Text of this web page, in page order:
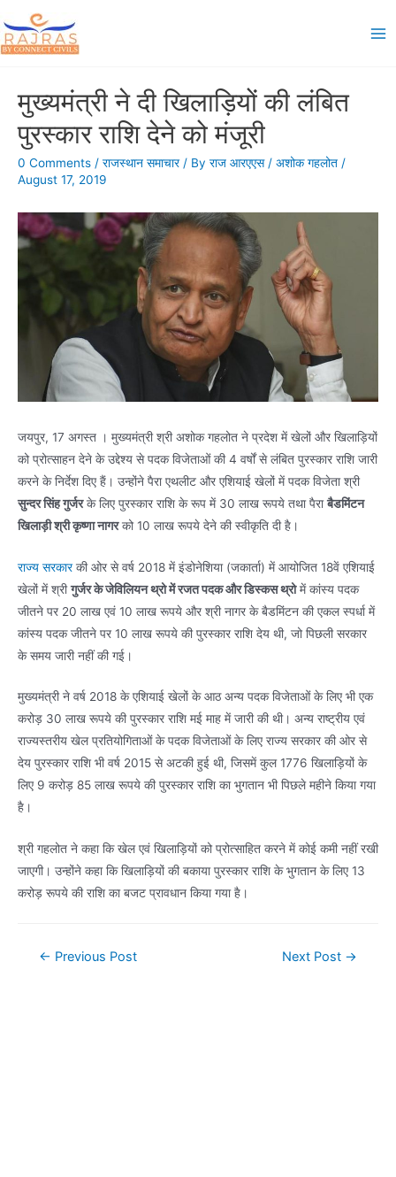
to
content
मुख्यमंत्री ने दी खिलाड़ियों की लंबित
पुरस्कार राशि देने को मंजूरी
0 Comments / राजस्थान समाचार/ By राज आरएएस / अशोक गहलोत /
August 17, 2019
जयपुर, 17 अगस्त । मुख्यमंत्री श्री अशोक गहलोत ने प्रदेश में खेलों और खिलाड़ियों
को प्रोत्साहन देने के उद्देश्य से पदक विजेताओं की 4 वर्षों से लंबित पुरस्कार राशि जारी
करने के निर्देश दिए हैं। उन्होंने पैरा एथलीट और एशियाई खेलों में पदक विजेता श्री
सुन्दर सिंह गुर्जरके लिए पुरस्कार राशि के रूप में 30 लाख रूपये तथा पैराबैडमिंटन
खिलाड़ी श्री कृष्णा नागरको 10 लाख रूपये देने की स्वीकृति दी है।
राज्य सरकारकी ओर से वर्ष 2018 में इंडोनेशिया (जकार्ता) में आयोजित 18वें एशियाई
खेलों में श्रीगुर्जर के जेविलियन थ्रो में रजत पदक और डिस्कस थ्रोमें कांस्य पदक
जीतने पर 20 लाख एवं 10 लाख रूपये और श्री नागर के बैडमिंटन की एकल स्पर्धा में
कांस्य पदक जीतने पर 10 लाख रूपये की पुरस्कार राशि देय थी, जो पिछली सरकार
के समय जारी नहीं की गई।
मुख्यमंत्री ने वर्ष 2018 के एशियाई खेलों के आठ अन्य पदक विजेताओं के लिए भी एक
करोड़ 30 लाख रूपये की पुरस्कार राशि मई माह में जारी की थी। अन्य राष्ट्रीय एवं
राज्यस्तरीय खेल प्रतियोगिताओं के पदक विजेताओं के लिए राज्य सरकार की ओर से
देय पुरस्कार राशि भी वर्ष 2015 से अटकी हुई थी, जिसमें कुल 1776 खिलाड़ियों के
लिए 9 करोड़ 85 लाख रूपये की पुरस्कार राशि का भुगतान भी पिछले महीने किया गया
है।
श्री गहलोत ने कहा कि खेल एवं खिलाड़ियों को प्रोत्साहित करने में कोई कमी नहीं रखी
जाएगी। उन्होंने कहा कि खिलाड़ियों की बकाया पुरस्कार राशि के भुगतान के लिए 13
करोड़ रूपये की राशि का बजट प्रावधान किया गया है।
Post← Previous Post Next Post →